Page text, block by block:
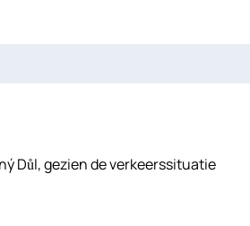
Důl, gezien de verkeerssituatie